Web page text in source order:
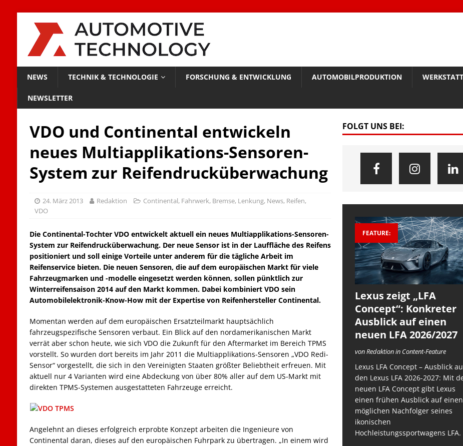
NEWS TECHNIK & TECHNOLOGIE FORSCHUNG & ENTWICKLUNG AUTOMOBILPRODUKTION
NEWSLETTER
VDO und Continental entwickeln
neues Multiapplikations-Sensoren-
System zur Reifendrucküberwachung
24. März 2013 Redaktion Continental, Fahrwerk, Bremse, Lenkung, News, Reifen,
VDO
Die Continental-Tochter VDO entwickelt aktuell ein neues Multiapplikations-Sensoren-
System zur Reifendrucküberwachung. Der neue Sensor ist in der Lauffläche des Reifens
positioniert und soll einige Vorteile unter anderem für die tägliche Arbeit im
Reifenservice bieten. Die neuen Sensoren, die auf dem europäischen Markt für viele
Fahrzeugmarken und -modelle eingesetzt werden können, sollen pünktlich zur
Winterreifensaison 2014 auf den Markt kommen. Dabei kombiniert VDO sein
Automobilelektronik-Know-How mit der Expertise von Reifenhersteller Continental.
Momentan werden auf dem europäischen Ersatzteilmarkt hauptsächlich
fahrzeugspezifische Sensoren verbaut. Ein Blick auf den nordamerikanischen Markt
verrät aber schon heute, wie sich VDO die Zukunft für den Aftermarket im Bereich TPMS
vorstellt. So wurden dort bereits im Jahr 2011 die Multiapplikations-Sensoren „VDO Redi-
Sensor“ vorgestellt, die sich in den Vereinigten Staaten größter Beliebtheit erfreuen. Mit
aktuell nur 4 Varianten wird eine Abdeckung von über 80% aller auf dem US-Markt mit
direkten TPMS-Systemen ausgestatteten Fahrzeuge erreicht.
Angelehnt an dieses erfolgreich erprobte Konzept arbeiten die Ingenieure von
Continental daran, dieses auf den europäischen Fuhrpark zu übertragen. „In einem wird
FOLGT UNS BEI:
FEATURE:
Lexus zeigt „LFA
Concept“: Konkreter
Ausblick auf einen
neuen LFA 2026/2027
von Redaktion in Content-Feature
Lexus LFA Concept – Ausblick
den Lexus LFA 2026-2027: Mit
neuen LFA Concept gibt Lexus
einen frühen Ausblick auf einen
möglichen Nachfolger seines
ikonischen
Hochleistungssportwagens LFA.